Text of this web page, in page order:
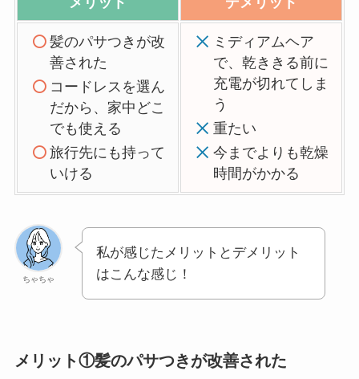
髪のパサつきが改
善された
コードレスを選ん
だから、家中どこ
でも使える
旅行先にも持って
いける
ミディアムヘア
で、乾ききる前に
充電が切れてしま
う
重たい
今までよりも乾燥
時間がかかる
ちゃちゃ
私が感じたメリットとデメリット
はこんな感じ！
メリット①髪のパサつきが改善された